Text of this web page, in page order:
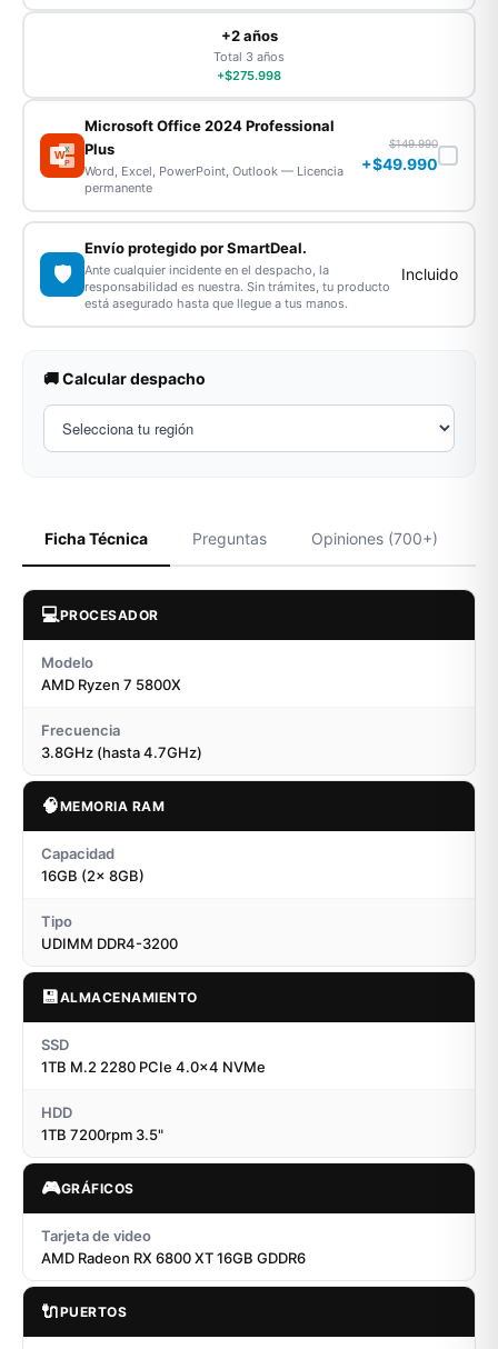
+2 años
Total 3 años
+$275.998
WX
P
Microsoft Office 2024 Professional
Plus
Word, Excel, PowerPoint, Outlook — Licencia
permanente
$149.990
+$49.990
🛡️
Envío protegido por SmartDeal.
Ante cualquier incidente en el despacho, la
responsabilidad es nuestra. Sin trámites, tu producto
está asegurado hasta que llegue a tus manos.
Incluido
🚚 Calcular despacho
Ficha Técnica Preguntas Opiniones (700+)
💻PROCESADOR
Modelo
AMD Ryzen 7 5800X
Frecuencia
3.8GHz (hasta 4.7GHz)
🧠MEMORIA RAM
Capacidad
16GB (2x 8GB)
Tipo
UDIMM DDR4-3200
💾ALMACENAMIENTO
SSD
1TB M.2 2280 PCIe 4.0x4 NVMe
HDD
1TB 7200rpm 3.5"
🎮GRÁFICOS
Tarjeta de video
AMD Radeon RX 6800 XT 16GB GDDR6
🔌PUERTOS